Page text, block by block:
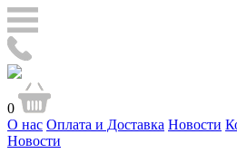
0
О нас Оплата и Доставка Новости
Новости